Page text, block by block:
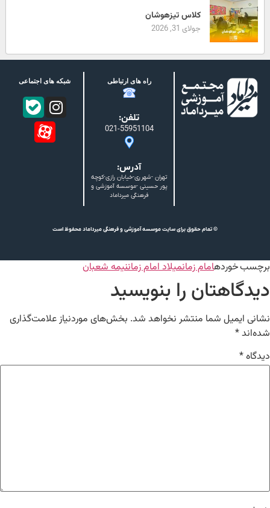
کلاس تیزهوشان
جولای 31, 2026
راه های ارتباطی
تلفن:
021-55951104
آدرس:
تهران -شهرری-خیابان رازی-کوچه
پور حسینی -موسسه آموزشی و
فرهنگی میرداماد
شبکه های اجتماعی
© تمام حقوق برای سایت موسسه آموزشی و فرهنگی میرداماد محفوظ است
برچسب خوردهامام زمانمیلاد امام زماننیمه شعبان
دیدگاهتان را بنویسید
نشانی ایمیل شما منتشر نخواهد شد. بخش‌های موردنیاز علامت‌گذاری
شده‌اند*
دیدگاه*